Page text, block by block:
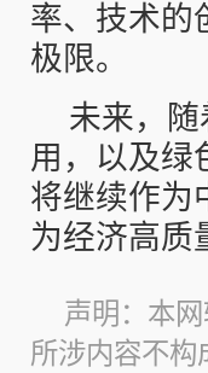
率、技术的
极限。
未来，
用，以及绿
将继续作为
为经济高质
声明：本
所涉内容不构